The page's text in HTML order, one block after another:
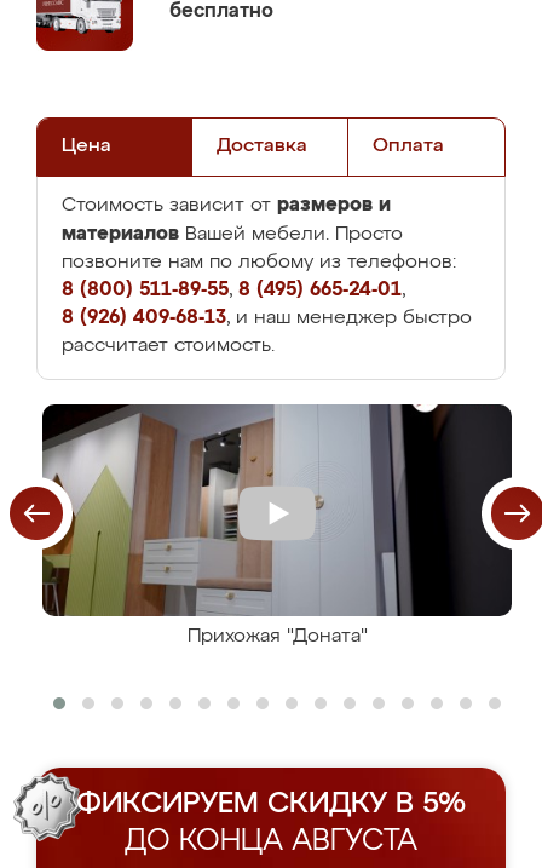
бесплатно
Цена Доставка Оплата
Стоимость зависит от размеров и
материалов Вашей мебели. Просто
позвоните нам по любому из телефонов:
8 (800) 511-89-55, 8 (495) 665-24-01,
8 (926) 409-68-13, и наш менеджер быстро
рассчитает стоимость.
Прихожая "Доната"
ФИКСИРУЕМ СКИДКУ В 5%
ДО КОНЦА АВГУСТА